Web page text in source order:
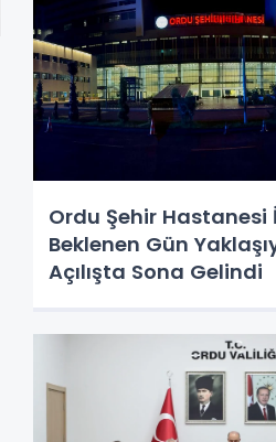
Ordu Şehir Hastanesi
Beklenen Gün
Açılışta Sona Gelindi